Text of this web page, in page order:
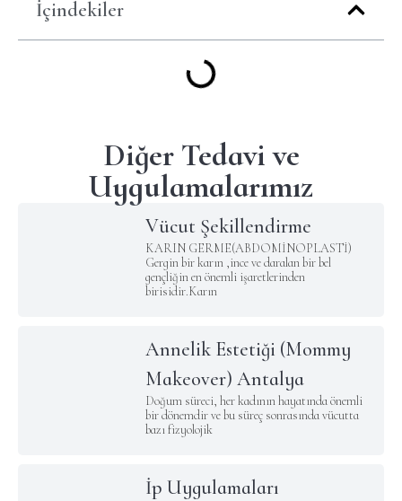
İçindekiler
Diğer Tedavi ve
Uygulamalarımız
Vücut Şekillendirme
KARIN GERME(ABDOMİNOPLASTİ)
Gergin bir karın ,ince ve daralan bir bel
gençliğin en önemli işaretlerinden
birisidir.Karın
Annelik Estetiği (Mommy
Makeover) Antalya
Doğum süreci, her kadının hayatında önemli
bir dönemdir ve bu süreç sonrasında vücutta
bazı fizyolojik
İp Uygulamaları